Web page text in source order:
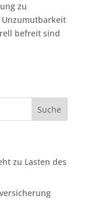
zu
befreit sind
zu Lasten des